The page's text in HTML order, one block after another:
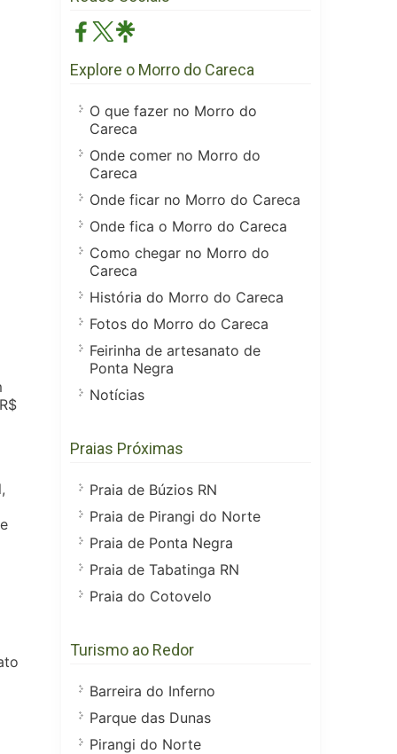
Explore o Morro do Careca
O que fazer no Morro do
Careca
Onde comer no Morro do
Careca
Onde ficar no Morro do Careca
Onde fica o Morro do Careca
Como chegar no Morro do
Careca
História do Morro do Careca
Fotos do Morro do Careca
Feirinha de artesanato de
Ponta Negra
Notícias
Praias Próximas
Praia de Búzios RN
Praia de Pirangi do Norte
Praia de Ponta Negra
Praia de Tabatinga RN
Praia do Cotovelo
Turismo ao Redor
Barreira do Inferno
Parque das Dunas
Pirangi do Norte